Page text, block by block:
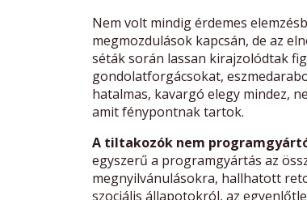
Nem volt mindig érdemes
megmozdulások kapcsán, de az
séták során lassan kirajzolódtak
gondolatforgácsokat,
hatalmas, kavargó elegy mindez,
amit fénypontnak tartok.
A tiltakozók nem
egyszerű a programgyártás az
megnyilvánulásokra, hallhatott
szociális állapotokról, az